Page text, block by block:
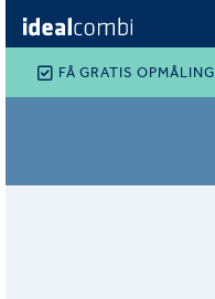
FÅ GRATIS OPMÅLING